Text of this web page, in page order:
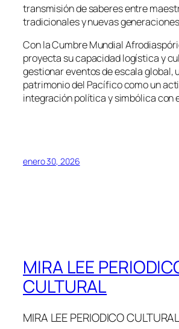
transmisión de saberes entre
tradicionales y nuevas
Con la Cumbre Mundial
proyecta su capacidad logística y
gestionar eventos de escala global,
patrimonio del Pacífico como un
integración política y simbólica con
enero 30, 2026
MIRA LEE
CULTURAL
MIRA LEE PERIODICO CULTURAL